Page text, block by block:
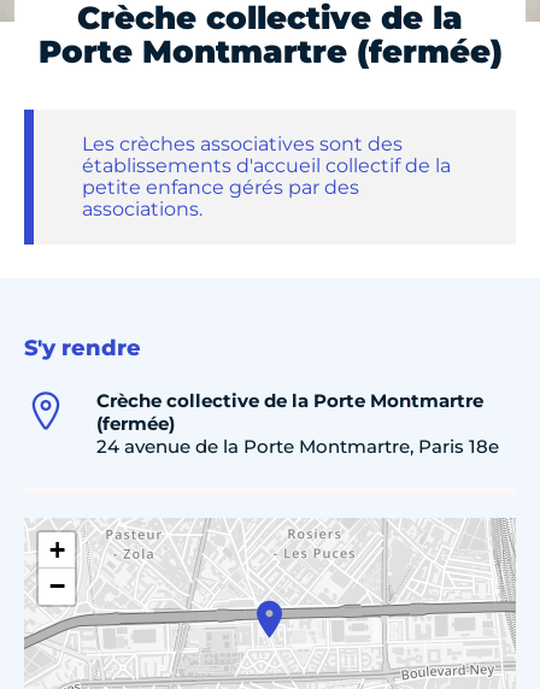
Crèche collective de la
Porte Montmartre (fermée)
Les crèches associatives sont des
établissements d'accueil collectif de la
petite enfance gérés par des
associations.
S'y rendre
Crèche collective de la Porte Montmartre
(fermée)
24 avenue de la Porte Montmartre, Paris 18e
+
−